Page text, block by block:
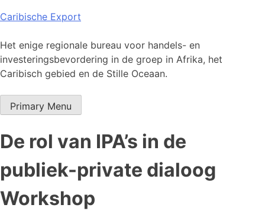
Skip
content
Caribische Export
Het enige regionale bureau voor handels- en
investeringsbevordering in de groep in Afrika, het
Caribisch gebied en de Stille Oceaan.
Primary Menu
De rol van IPA’s in de
publiek-private dialoog
Workshop